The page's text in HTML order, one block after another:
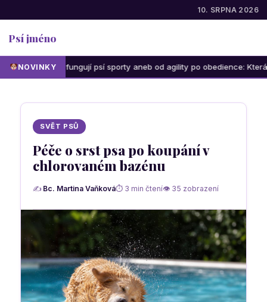
10. SRPNA 2026
Psí jméno
NOVINKY
Jak fungují psí sporty aneb od agility po obedience: Která aktivita
SVĚT PSŮ
Péče o srst psa po koupání v
chlorovaném bazénu
✍ Bc. Martina Vaňková⏱ 3 min čtení👁 35 zobrazení